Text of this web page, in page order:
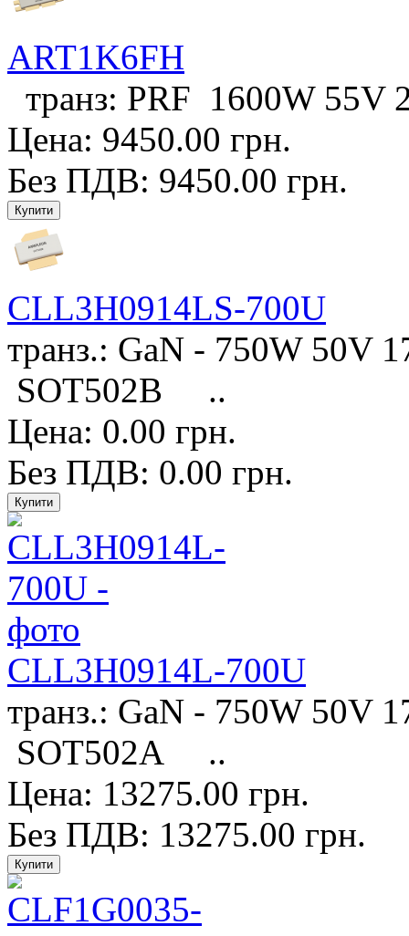
ART1K6FH
транз: PRF 1600W
Цена: 9450.00 грн.
Без ПДВ: 9450.00 грн.
CLL3H0914LS-700U
транз.: GaN - 750W 50V
SOT502B ..
Цена: 0.00 грн.
Без ПДВ: 0.00 грн.
CLL3H0914L-700U
транз.: GaN - 750W 50V
SOT502A ..
Цена: 13275.00 грн.
Без ПДВ: 13275.00 грн.